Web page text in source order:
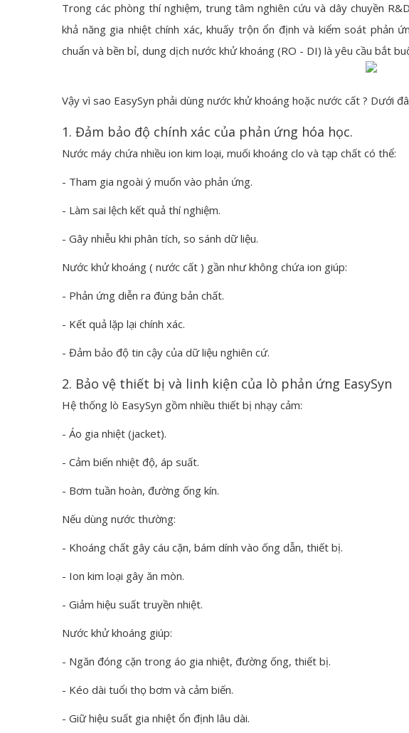
Trong các phòng thí nghiệm, trung tâm nghiên cứu và dây chuyền
khả năng gia nhiệt chính xác, khuấy trộn ổn định và kiểm soát phản
chuẩn và bền bỉ, dung dịch nước khử khoáng (RO - DI) là yêu cầu bắt
Vậy vì sao EasySyn phải dùng nước khử khoáng hoặc nước cất ? Dưới
1. Đảm bảo độ chính xác của phản ứng hóa học.
Nước máy chứa nhiều ion kim loại, muối khoáng clo và tạp chất có thể:
- Tham gia ngoài ý muốn vào phản ứng.
- Làm sai lệch kết quả thí nghiệm.
- Gây nhiễu khi phân tích, so sánh dữ liệu.
Nước khử khoáng ( nước cất ) gần như không chứa ion giúp:
- Phản ứng diễn ra đúng bản chất.
- Kết quả lặp lại chính xác.
- Đảm bảo độ tin cậy của dữ liệu nghiên cứ.
2. Bảo vệ thiết bị và linh kiện của lò phản ứng EasySyn
Hệ thống lò EasySyn gồm nhiều thiết bị nhạy cảm:
- Áo gia nhiệt (jacket).
- Cảm biến nhiệt độ, áp suất.
- Bơm tuần hoàn, đường ống kín.
Nếu dùng nước thường:
- Khoáng chất gây cáu cặn, bám dính vào ống dẫn, thiết bị.
- Ion kim loại gây ăn mòn.
- Giảm hiệu suất truyền nhiệt.
Nước khử khoáng giúp:
- Ngăn đóng cặn trong áo gia nhiệt, đường ống, thiết bị.
- Kéo dài tuổi thọ bơm và cảm biến.
- Giữ hiệu suất gia nhiệt ổn định lâu dài.